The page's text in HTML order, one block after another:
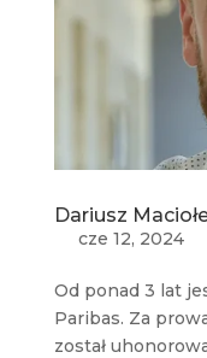
Dariusz
cze 12, 2024
Od ponad 3 lat
Paribas. Za
został